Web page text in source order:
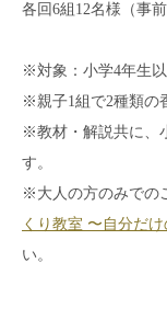
各回6組12名様（事前
※対象：小学4年生以
※親子1組で2種類の
※教材・解説共に、
す。
※大人の方のみでの
くり教室 〜自分だ
い。